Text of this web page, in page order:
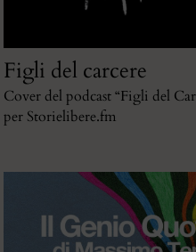
Figli del carcere
Cover del podcast “Figli del
per Storielibere.fm